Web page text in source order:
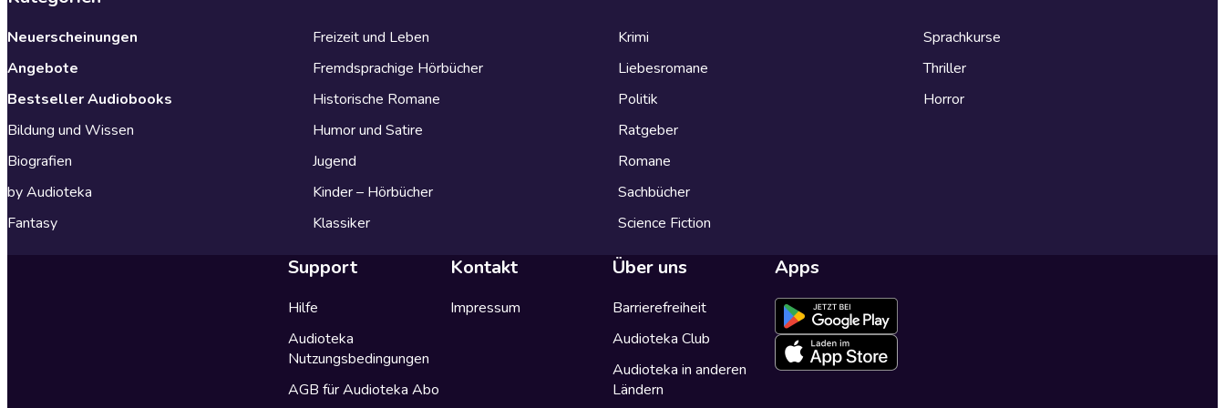
Neuerscheinungen
Angebote
Bestseller Audiobooks
Bildung und Wissen
Biografien
by Audioteka
Fantasy
Freizeit und Leben
Fremdsprachige Hörbücher
Historische Romane
Humor und Satire
Jugend
Kinder – Hörbücher
Klassiker
Krimi
Liebesromane
Politik
Ratgeber
Romane
Sachbücher
Science Fiction
Sprachkurse
Thriller
Horror
Support
Hilfe
Audioteka
Nutzungsbedingungen
AGB für Audioteka Abo
Kontakt
Impressum
Über uns
Barrierefreiheit
Audioteka Club
Audioteka in anderen
Ländern
Apps